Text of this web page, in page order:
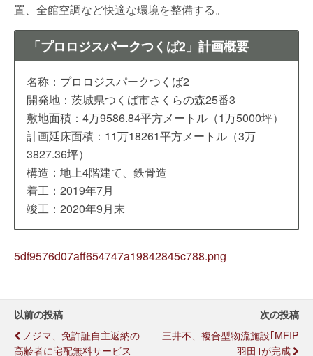
置、全館空調など快適な環境を整備する。
「プロロジスパークつくば2」計画概要
名称：プロロジスパークつくば2
開発地：茨城県つくば市さくらの森25番3
敷地面積：4万9586.84平方メートル（1万5000坪）
計画延床面積：11万18261平方メートル（3万
3827.36坪）
構造：地上4階建て、鉄骨造
着工：2019年7月
竣工：2020年9月末
5df9576d07aff654747a19842845c788.png
以前の投稿
ノジマ、免許証自主返納の
高齢者に宅配無料サービス
次の投稿
三井不、複合型物流施設｢MFIP
羽田｣が完成